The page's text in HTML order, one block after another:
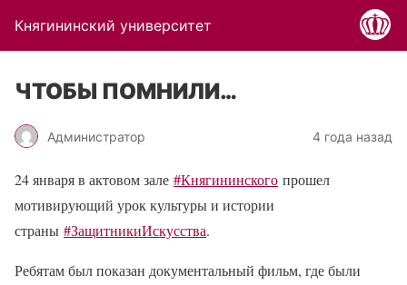
Княгининский университет
ЧТОБЫ ПОМНИЛИ…
Администратор 4 года назад
24 января в актовом зале #Княгининского прошел
мотивирующий урок культуры и истории
страны #ЗащитникиИскусства.
Ребятам был показан документальный фильм, где были